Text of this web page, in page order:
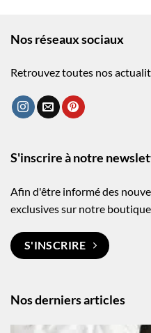
Nos réseaux sociaux
Retrouvez toutes nos
Nos derniers articles
S'inscrire à notre
Afin d'être informé des
exclusives sur notre
S'INSCRIRE